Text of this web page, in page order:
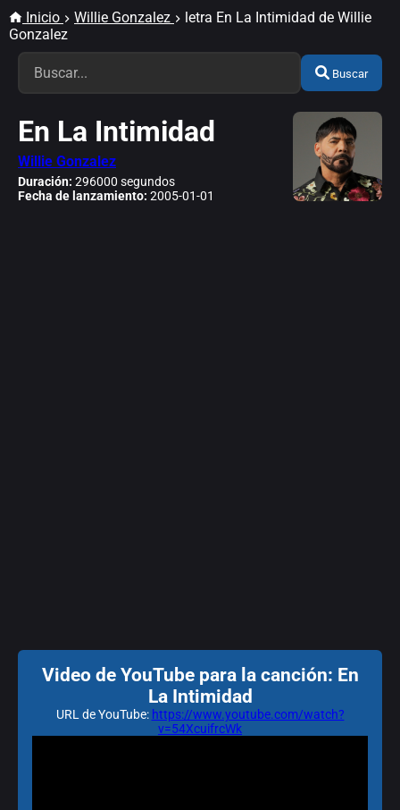
Inicio Willie Gonzalez
letra En La Intimidad de Willie
Gonzalez
Buscar
En La Intimidad
Willie Gonzalez
Duración: 296000 segundos
Fecha de lanzamiento: 2005-01-01
Video de YouTube para la canción: En
La Intimidad
URL de YouTube: https://www.youtube.com/watch?
v=54XcuifrcWk